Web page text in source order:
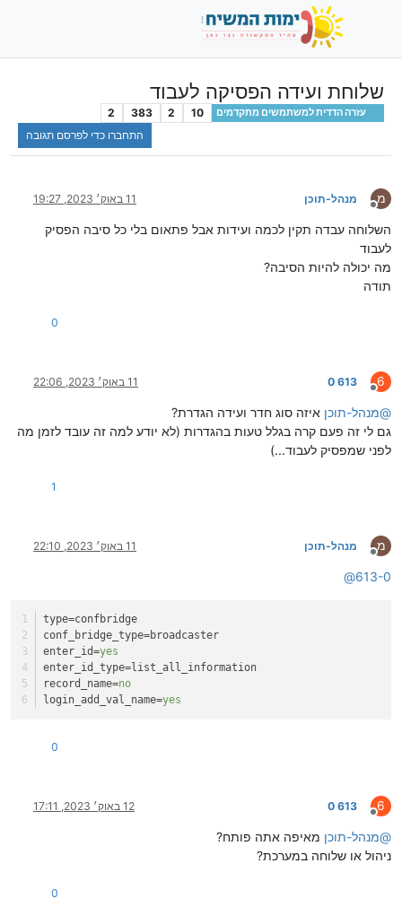
שלוחת ועידה הפסיקה לעבוד
עזרה הדדית למשתמשים מתקדמים 10
2
383
2
התחברו כדי לפרסם תגובה
מ
מנותק
מנהל-תוכן 11 באוק׳ 2023, 19:27
השלוחה עבדה תקין לכמה ועידות אבל פתאום בלי כל סיבה הפסיק
לעבוד
מה יכולה להיות הסיבה?
תודה
0
6
מנותק
613 0 11 באוק׳ 2023, 22:06
@מנהל-תוכן איזה סוג חדר ועידה הגדרת?
גם לי זה פעם קרה בגלל טעות בהגדרות (לא יודע למה זה עובד לזמן מה
לפני שמפסיק לעבוד...)
1
מ
מנותק
מנהל-תוכן 11 באוק׳ 2023, 22:10
@613-0
type=confbridge
conf_bridge_type=broadcaster
enter_id=yes
enter_id_type=list_all_information
record_name=no
login_add_val_name=yes
0
6
מנותק
613 0 12 באוק׳ 2023, 17:11
@מנהל-תוכן מאיפה אתה פותח?
ניהול או שלוחה במערכת?
0